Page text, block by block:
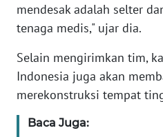
mendesak adalah selter
tenaga medis," ujar dia.
Selain mengirimkan tim,
Indonesia juga akan
merekonstruksi tempat
Baca Juga:
WN
BANTEN
WN
NTT
WN
KEPRI